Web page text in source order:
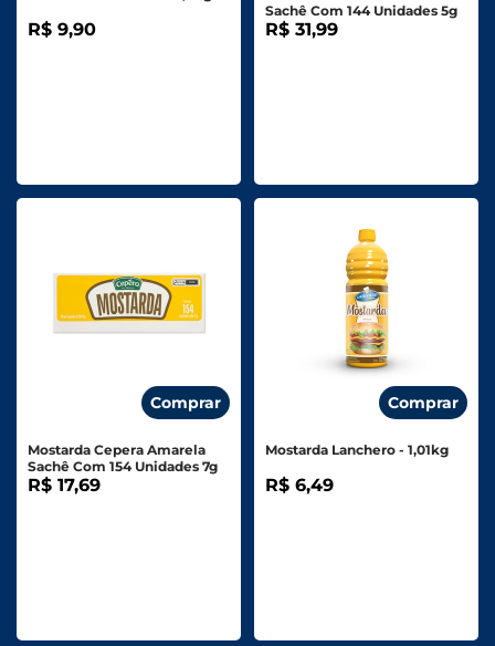
R$ 9,90
Sachê Com 144 Unidades 5g
R$ 31,99
Comprar
Mostarda Cepera Amarela
Sachê Com 154 Unidades 7g
R$ 17,69
Comprar
Mostarda Lanchero - 1,01kg
R$ 6,49